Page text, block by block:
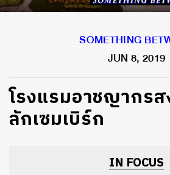
SOMETHING
JUN 8, 2019
โรงแรมอาชญากร
ลักเซมเบิร์ก
IN FOCUS